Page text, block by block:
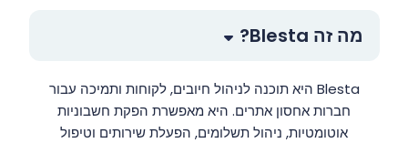
מה זה Blesta?
Blesta היא תוכנה לניהול חיובים, לקוחות ותמיכה עבור
חברות אחסון אתרים. היא מאפשרת הפקת חשבוניות
אוטומטיות, ניהול תשלומים, הפעלת שירותים וטיפול